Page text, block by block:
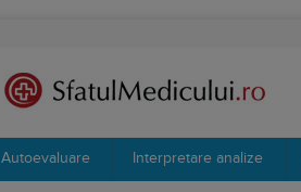
Autoevaluare Interpretare analize